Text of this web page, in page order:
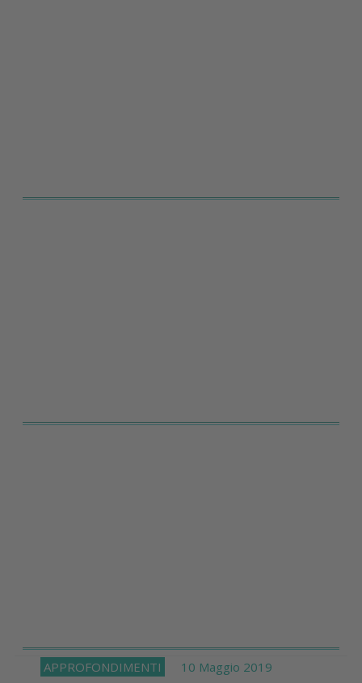
APPROFONDIMENTI 10 Maggio 2019